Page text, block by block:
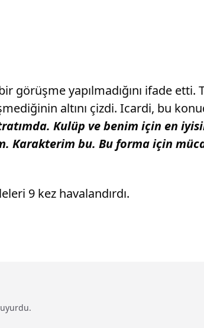
yapılmadığını ifade etti.
altını çizdi. Icardi, bu
Kulüp ve benim için en
Karakterim bu. Bu forma için
9 kez havalandırdı.